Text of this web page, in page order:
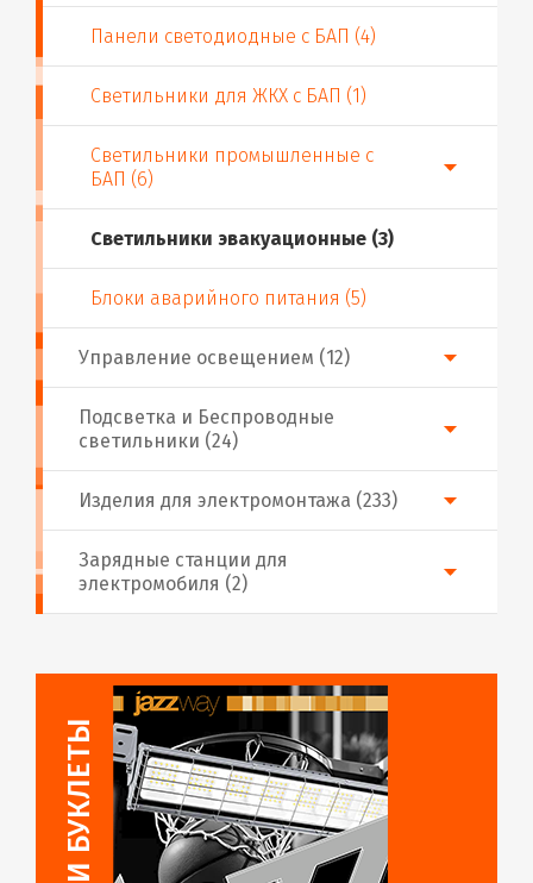
Панели светодиодные с БАП (4)
Светильники для ЖКХ с БАП (1)
Светильники промышленные с
БАП (6)
Светильники эвакуационные (3)
Блоки аварийного питания (5)
Подсветка и Беспроводные
светильники (24)
Изделия для электромонтажа (233)
Управление освещением (12)
Зарядные станции для
электромобиля (2)